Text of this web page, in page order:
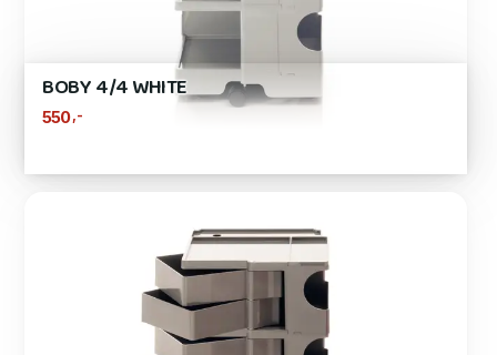
BOBY 4/4 WHITE
550,-